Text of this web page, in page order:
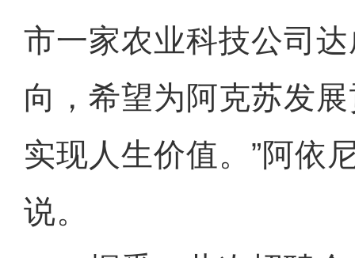
市一家农业科技公司
向，希望为阿克苏发
实现人生价值。”阿依
说。